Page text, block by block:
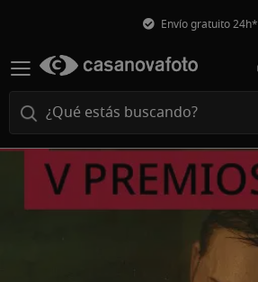
Envío gratuito 24h*